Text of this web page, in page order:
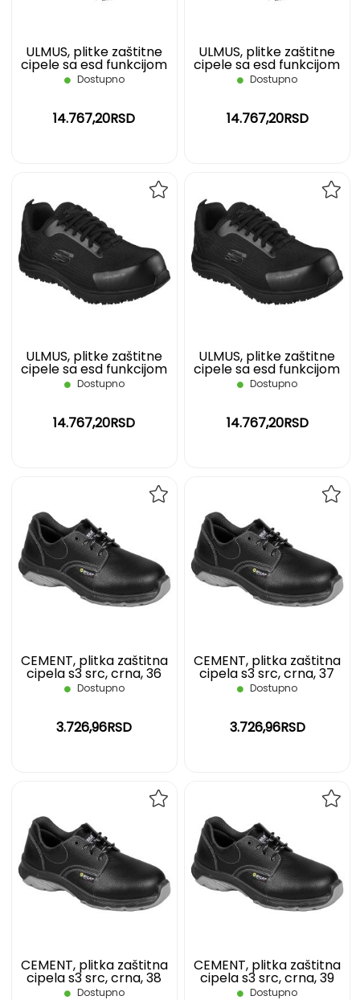
ULMUS, plitke zaštitne
cipele sa esd funkcijom
s3 src, crne, 42
Dostupno
14.767,20RSD
ULMUS, plitke zaštitne
cipele sa esd funkcijom
s3 src, crne, 43
Dostupno
14.767,20RSD
ULMUS, plitke zaštitne
cipele sa esd funkcijom
s3 src, crne, 44
Dostupno
14.767,20RSD
DODAJ
LISTU
ŽELJA
ULMUS, plitke zaštitne
cipele sa esd funkcijom
s3 src, crne, 45
Dostupno
14.767,20RSD
CEMENT, plitka zaštitna
cipela s3 src, crna, 36
Dostupno
3.726,96RSD
LISTU
ŽELJA
CEMENT, plitka zaštitna
cipela s3 src, crna, 37
Dostupno
3.726,96RSD
CEMENT, plitka zaštitna
cipela s3 src, crna, 38
Dostupno
LISTU
ŽELJA
CEMENT, plitka zaštitna
cipela s3 src, crna, 39
Dostupno